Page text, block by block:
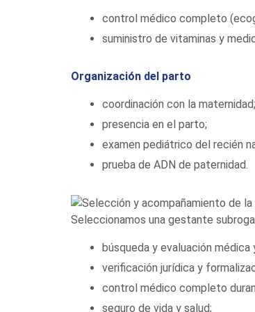
control médico completo
suministro de vitaminas y
Organización del parto
coordinación con la maternidad;
presencia en el parto;
examen pediátrico del recién
prueba de ADN de paternidad.
Seleccionamos una gestante
búsqueda y evaluación médica
verificación jurídica y
control médico completo
seguro de vida y salud;